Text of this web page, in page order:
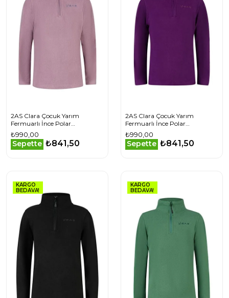
2AS Clara Çocuk Yarım
Fermuarlı İnce Polar
Sweatshirt Lila
₺990,00
Sepette ₺841,50
2AS Clara Çocuk Yarım
Fermuarlı İnce Polar
Sweatshirt Mor
₺990,00
Sepette ₺841,50
KARGO
BEDAVA!
KARGO
BEDAVA!